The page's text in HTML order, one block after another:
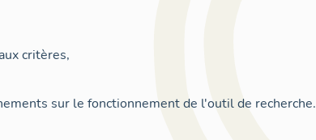
critères,
sur le fonctionnement de l'outil de recherche.